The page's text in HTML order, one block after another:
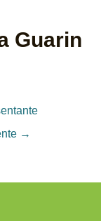
Guarin
→